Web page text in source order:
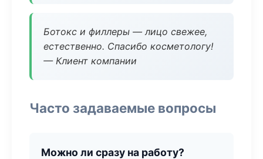
Ботокс и филлеры — лицо свежее,
естественно. Спасибо косметологу!
— Клиент компании
Часто задаваемые вопросы
Можно ли сразу на работу?